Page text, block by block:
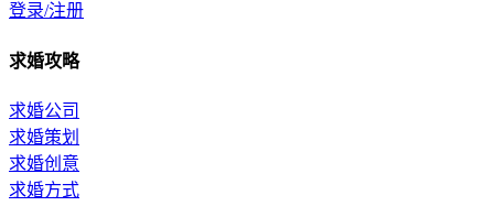
登录/注册
求婚攻略
求婚公司
求婚策划
求婚创意
求婚方式